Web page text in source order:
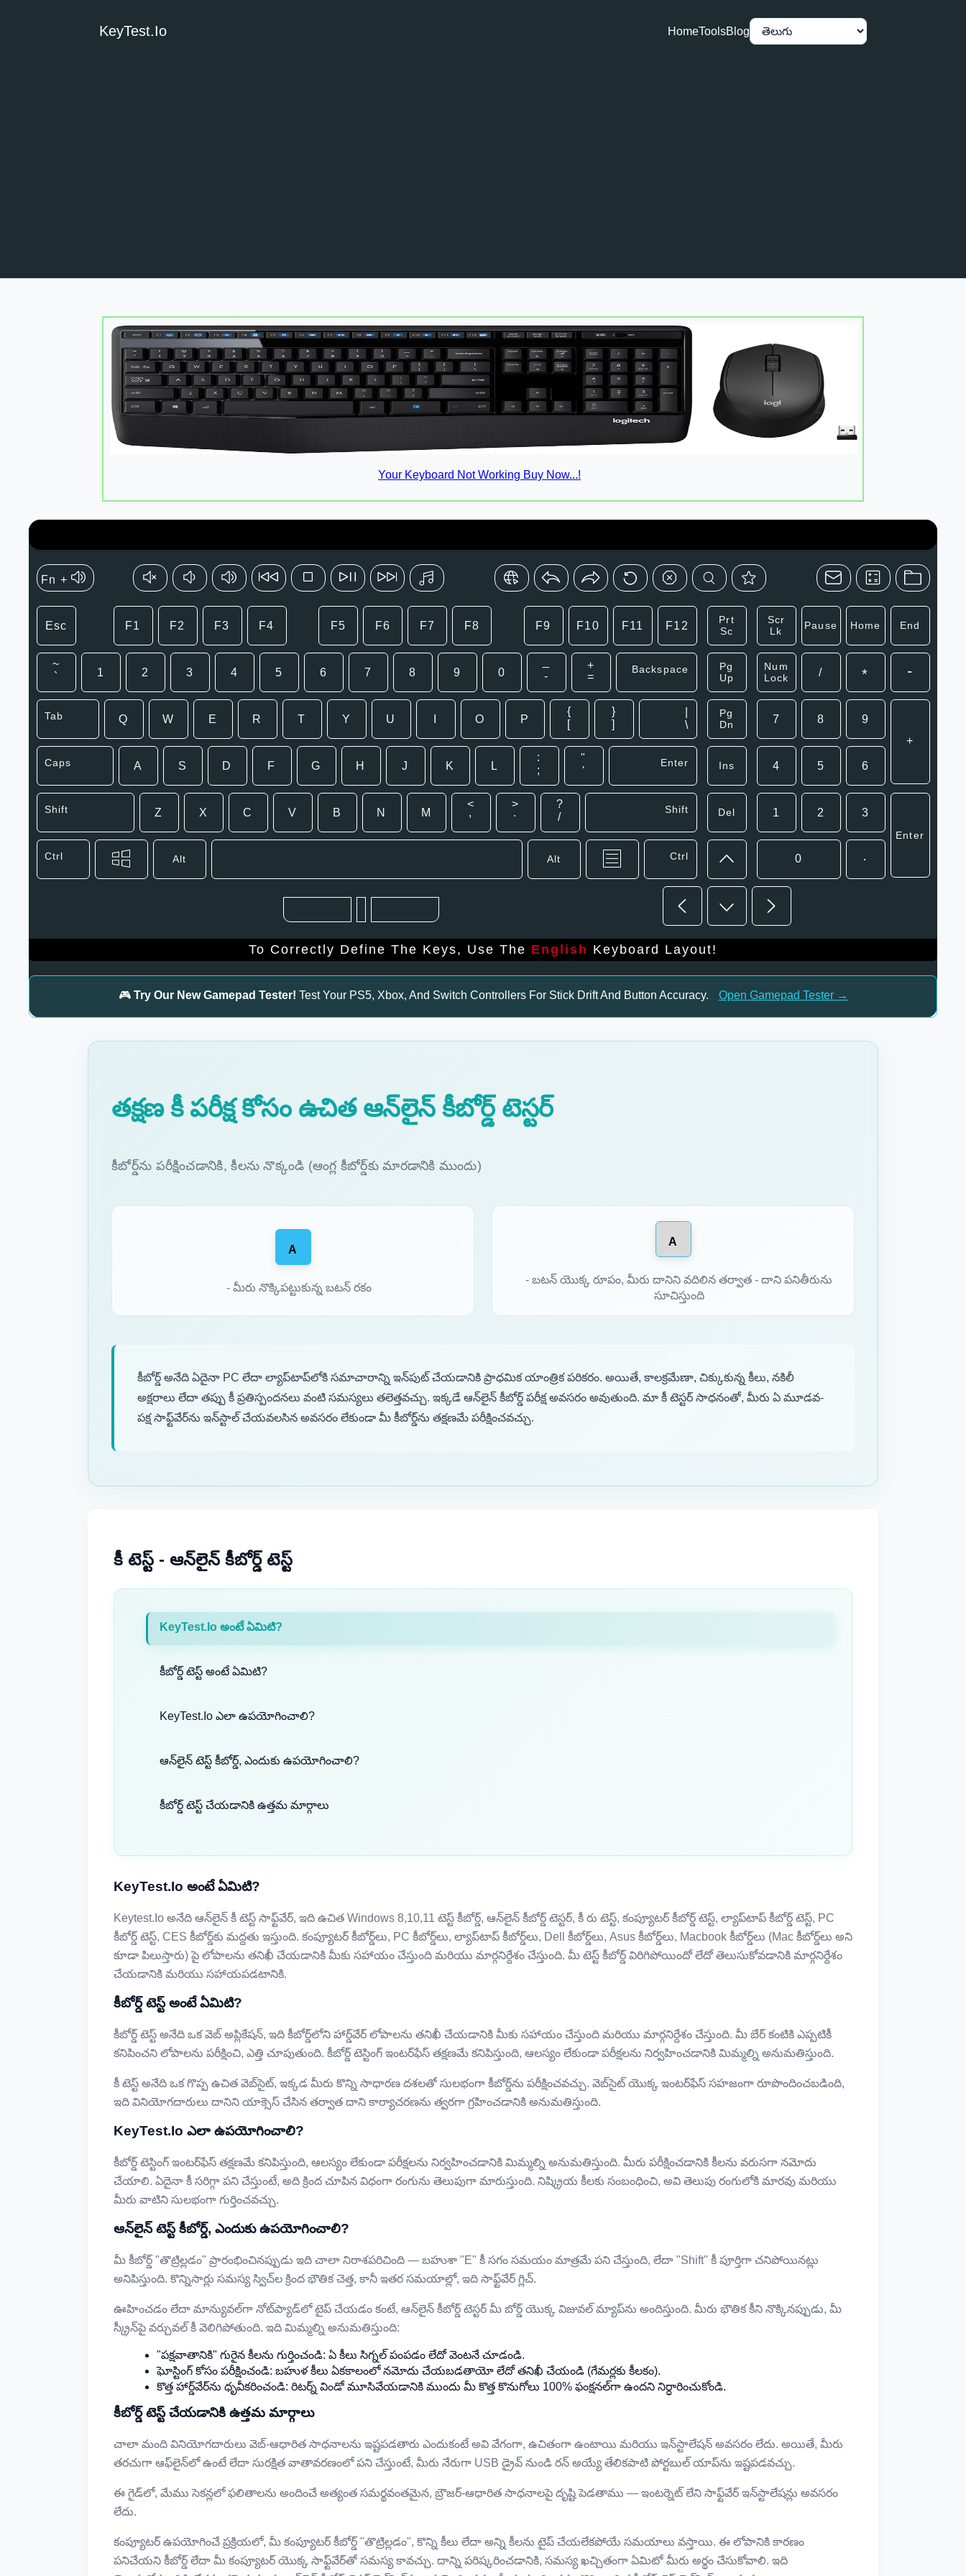
KeyTest.io HomeToolsBlog
Your Keyboard Not Working Buy Now...!
Fn +
Esc F1 F2 F3 F4 F5 F6 F7 F8 F9 F10 F11 F12
Prt
Sc
Scr
Lk
Pause Home End
~
`
1 2 3 4 5 6 7 8 9 0
-
+
=
Backspace
Pg
Up
Num
Lock
/ * -
Tab Q W E R T Y U O P
{
[
}
]
\
Pg
Dn
7 8
9
+
Caps A S D F G H J K L
:
;
"
'
Enter Ins 4 5 6
Shift Z X C V B N M
<
,
>
.
?
/
Shift Del 1 2 3
Enter
Ctrl
Alt Alt Ctrl 0 .
To Correctly Define The Keys, Use The English Keyboard Layout!
🎮 Try Our New Gamepad Tester! Test Your PS5, Xbox, And Switch Controllers For Stick Drift And Button Accuracy. Open Gamepad Tester →
తక్షణ కీ పరీక్ష కోసం ఉచిత ఆన్‌లైన్ కీబోర్డ్ టెస్టర్
కీబోర్డ్‌ను పరీక్షించడానికి, కీలను నొక్కండి (ఆంగ్ల కీబోర్డ్‌కు మారడానికి ముందు)
A
- మీరు నొక్కిపట్టుకున్న బటన్ రకం
A
- బటన్ యొక్క రూపం, మీరు దానిని వదిలిన తర్వాత - దాని పనితీరును
సూచిస్తుంది
కీబోర్డ్ అనేది ఏదైనా PC లేదా ల్యాప్‌టాప్‌లోకి సమాచారాన్ని ఇన్‌పుట్ చేయడానికి ప్రాధమిక యాంత్రిక పరికరం. అయితే, కాలక్రమేణా, చిక్కుకున్న కీలు, నకిలీ
అక్షరాలు లేదా తప్పు కీ ప్రతిస్పందనలు వంటి సమస్యలు తలెత్తవచ్చు. ఇక్కడే ఆన్‌లైన్ కీబోర్డ్ పరీక్ష అవసరం అవుతుంది. మా కీ టెస్టర్ సాధనంతో, మీరు ఏ మూడవ-
పక్ష సాఫ్ట్‌వేర్‌ను ఇన్‌స్టాల్ చేయవలసిన అవసరం లేకుండా మీ కీబోర్డ్‌ను తక్షణమే పరీక్షించవచ్చు.
కీ టెస్ట్ - ఆన్‌లైన్ కీబోర్డ్ టెస్ట్
KeyTest.io అంటే ఏమిటి?
కీబోర్డ్ టెస్ట్ అంటే ఏమిటి?
KeyTest.io ఎలా ఉపయోగించాలి?
ఆన్‌లైన్ టెస్ట్ కీబోర్డ్, ఎందుకు ఉపయోగించాలి?
కీబోర్డ్ టెస్ట్ చేయడానికి ఉత్తమ మార్గాలు
KeyTest.io అంటే ఏమిటి?
Keytest.io అనేది ఆన్‌లైన్ కీ టెస్ట్ సాఫ్ట్‌వేర్, ఇది ఉచిత Windows 8,10,11 టెస్ట్ కీబోర్డ్, ఆన్‌లైన్ కీబోర్డ్ టెస్టర్, కీ రు టెస్ట్, కంప్యూటర్ కీబోర్డ్ టెస్ట్, ల్యాప్‌టాప్ కీబోర్డ్ టెస్ట్, PC
కీబోర్డ్ టెస్ట్, CES కీబోర్డ్‌కు మద్దతు ఇస్తుంది. కంప్యూటర్ కీబోర్డ్‌లు, PC కీబోర్డ్‌లు, ల్యాప్‌టాప్ కీబోర్డ్‌లు, Dell కీబోర్డ్‌లు, Asus కీబోర్డ్‌లు, Macbook కీబోర్డ్‌లు (Mac కీబోర్డ్‌లు అని
కూడా పిలుస్తారు) పై లోపాలను తనిఖీ చేయడానికి మీకు సహాయం చేస్తుంది మరియు మార్గనిర్దేశం చేస్తుంది. మీ టెస్ట్ కీబోర్డ్ విరిగిపోయిందో లేదో తెలుసుకోవడానికి మార్గనిర్దేశం
చేయడానికి మరియు సహాయపడటానికి.
కీబోర్డ్ టెస్ట్ అంటే ఏమిటి?
కీబోర్డ్ టెస్ట్ అనేది ఒక వెబ్ అప్లికేషన్, ఇది కీబోర్డ్‌లోని హార్డ్‌వేర్ లోపాలను తనిఖీ చేయడానికి మీకు సహాయం చేస్తుంది మరియు మార్గనిర్దేశం చేస్తుంది. మీ బేర్ కంటికి ఎప్పటికీ
కనిపించని లోపాలను పరీక్షించి, ఎత్తి చూపుతుంది. కీబోర్డ్ టెస్టింగ్ ఇంటర్‌ఫేస్ తక్షణమే కనిపిస్తుంది, ఆలస్యం లేకుండా పరీక్షలను నిర్వహించడానికి మిమ్మల్ని అనుమతిస్తుంది.
కీ టెస్ట్ అనేది ఒక గొప్ప ఉచిత వెబ్‌సైట్, ఇక్కడ మీరు కొన్ని సాధారణ దశలతో సులభంగా కీబోర్డ్‌ను పరీక్షించవచ్చు. వెబ్‌సైట్ యొక్క ఇంటర్‌ఫేస్ సహజంగా రూపొందించబడింది,
ఇది వినియోగదారులు దానిని యాక్సెస్ చేసిన తర్వాత దాని కార్యాచరణను త్వరగా గ్రహించడానికి అనుమతిస్తుంది.
KeyTest.io ఎలా ఉపయోగించాలి?
కీబోర్డ్ టెస్టింగ్ ఇంటర్‌ఫేస్ తక్షణమే కనిపిస్తుంది, ఆలస్యం లేకుండా పరీక్షలను నిర్వహించడానికి మిమ్మల్ని అనుమతిస్తుంది. మీరు పరీక్షించడానికి కీలను వరుసగా నమోదు
చేయాలి. ఏదైనా కీ సరిగ్గా పని చేస్తుంటే, అది క్రింద చూపిన విధంగా రంగును తెలుపుగా మారుస్తుంది. నిష్క్రియ కీలకు సంబంధించి, అవి తెలుపు రంగులోకి మారవు మరియు
మీరు వాటిని సులభంగా గుర్తించవచ్చు.
ఆన్‌లైన్ టెస్ట్ కీబోర్డ్, ఎందుకు ఉపయోగించాలి?
మీ కీబోర్డ్ "తొట్రిల్లడం" ప్రారంభించినప్పుడు ఇది చాలా నిరాశపరిచింది — బహుశా "E" కీ సగం సమయం మాత్రమే పని చేస్తుంది, లేదా "Shift" కీ పూర్తిగా చనిపోయినట్లు
అనిపిస్తుంది. కొన్నిసార్లు సమస్య స్విచ్‌ల క్రింద భౌతిక చెత్త, కానీ ఇతర సమయాల్లో, ఇది సాఫ్ట్‌వేర్ గ్లిచ్.
ఊహించడం లేదా మాన్యువల్‌గా నోట్‌ప్యాడ్‌లో టైప్ చేయడం కంటే, ఆన్‌లైన్ కీబోర్డ్ టెస్టర్ మీ బోర్డ్ యొక్క విజువల్ మ్యాప్‌ను అందిస్తుంది. మీరు భౌతిక కీని నొక్కినప్పుడు, మీ
స్క్రీన్‌పై వర్చువల్ కీ వెలిగిపోతుంది. ఇది మిమ్మల్ని అనుమతిస్తుంది:
"పక్షవాతానికి" గురైన కీలను గుర్తించండి: ఏ కీలు సిగ్నల్ పంపడం లేదో వెంటనే చూడండి.
ఘోస్టింగ్ కోసం పరీక్షించండి: బహుళ కీలు ఏకకాలంలో నమోదు చేయబడతాయో లేదో తనిఖీ చేయండి (గేమర్లకు కీలకం).
కొత్త హార్డ్‌వేర్‌ను ధృవీకరించండి: రిటర్న్ విండో మూసివేయడానికి ముందు మీ కొత్త కొనుగోలు 100% ఫంక్షనల్‌గా ఉందని నిర్ధారించుకోండి.
కీబోర్డ్ టెస్ట్ చేయడానికి ఉత్తమ మార్గాలు
చాలా మంది వినియోగదారులు వెబ్-ఆధారిత సాధనాలను ఇష్టపడతారు ఎందుకంటే అవి వేగంగా, ఉచితంగా ఉంటాయి మరియు ఇన్‌స్టాలేషన్ అవసరం లేదు. అయితే, మీరు
తరచుగా ఆఫ్‌లైన్‌లో ఉంటే లేదా సురక్షిత వాతావరణంలో పని చేస్తుంటే, మీరు నేరుగా USB డ్రైవ్ నుండి రన్ అయ్యే తేలికపాటి పోర్టబుల్ యాప్‌ను ఇష్టపడవచ్చు.
ఈ గైడ్‌లో, మేము సెకన్లలో ఫలితాలను అందించే అత్యంత సమర్థవంతమైన, బ్రౌజర్-ఆధారిత సాధనాలపై దృష్టి పెడతాము — ఇంటర్నెట్ లేని సాఫ్ట్‌వేర్ ఇన్‌స్టాలేషన్లు అవసరం
లేదు.
కంప్యూటర్ ఉపయోగించే ప్రక్రియలో, మీ కంప్యూటర్ కీబోర్డ్ "తొట్రిల్లడం", కొన్ని కీలు లేదా అన్ని కీలను టైప్ చేయలేకపోయే సమయాలు వస్తాయి. ఈ లోపానికి కారణం
పనిచేయని కీబోర్డ్ లేదా మీ కంప్యూటర్ యొక్క సాఫ్ట్‌వేర్‌తో సమస్య కావచ్చు. దాన్ని పరిష్కరించడానికి, సమస్య ఖచ్చితంగా ఏమిటో మీరు అర్థం చేసుకోవాలి. ఇది